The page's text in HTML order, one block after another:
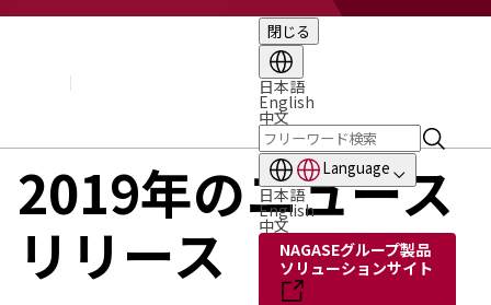
閉じる
日本語
English
中文
Language
日本語
English
中文
NAGASEグループ製品
ソリューションサイト
役員・執行役員
国内・海外のNAGASEグループ
2019年のニュース
リリース